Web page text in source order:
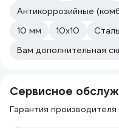
Антикоррозийные
10 мм
10х10 Сталь
Вам дополнительная
Сервисное
Гарантия производителя